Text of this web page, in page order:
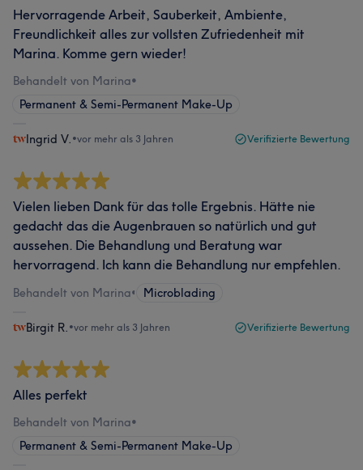
Hervorragende Arbeit, Sauberkeit, Ambiente,
Freundlichkeit alles zur vollsten Zufriedenheit mit
Marina. Komme gern wieder!
Behandelt von Marina•
Permanent & Semi-Permanent Make-Up
Ingrid V. •vor mehr als 3 Jahren Verifizierte Bewertung
Vielen lieben Dank für das tolle Ergebnis. Hätte nie
gedacht das die Augenbrauen so natürlich und gut
aussehen. Die Behandlung und Beratung war
hervorragend. Ich kann die Behandlung nur empfehlen.
Behandelt von Marina• Microblading
Birgit R. •vor mehr als 3 Jahren Verifizierte Bewertung
Alles perfekt
Behandelt von Marina•
Permanent & Semi-Permanent Make-Up